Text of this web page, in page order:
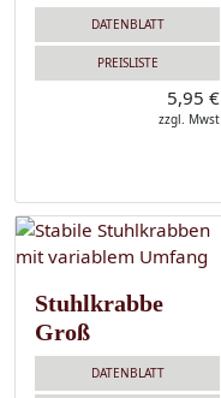
DATENBLATT
PREISLISTE
5,95 €
zzgl. Mwst
Stuhlkrabbe
Groß
DATENBLATT